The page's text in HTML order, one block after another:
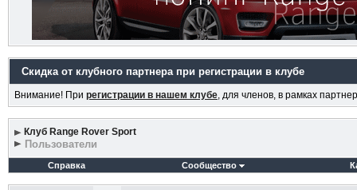
Скидка от клубного партнера при регистрации в клубе
Внимание! При регистрации в нашем клубе, для членов, в рамках
Клуб Range Rover Sport
Пользователи
Справка Сообщество